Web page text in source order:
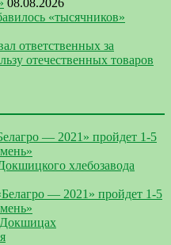
«тысячников»
ответственных за
отечественных товаров
— 2021» пройдет 1-5
хлебозавода
— 2021» пройдет 1-5